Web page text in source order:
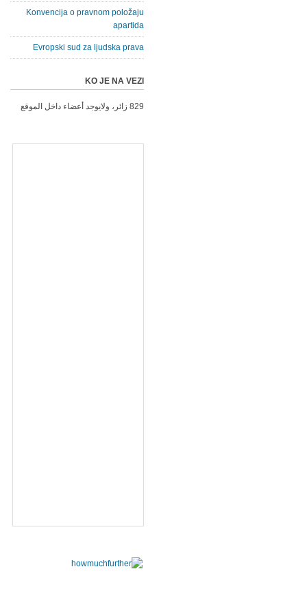
Konvencija o pravnom položaju
apartida
Evropski sud za ljudska prava
KO JE NA VEZI
829 زائر، ولايوجد أعضاء داخل الموقع